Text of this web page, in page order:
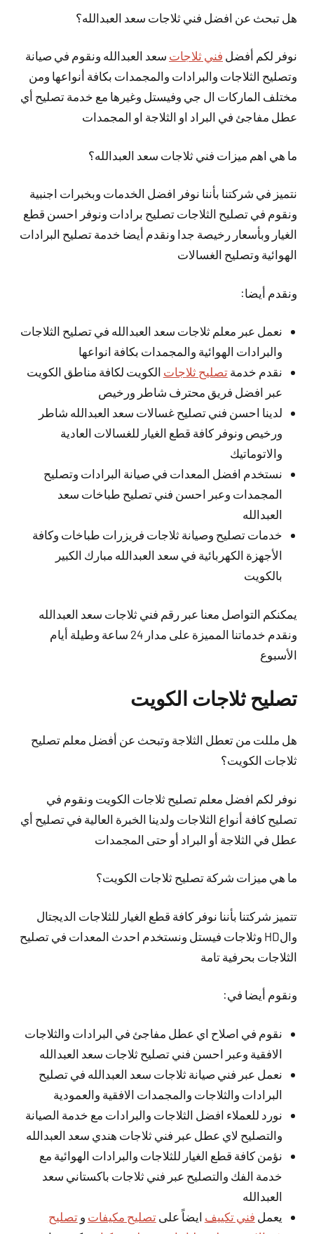
هل تبحث عن افضل فني ثلاجات سعد العبدالله؟
نوفر لكم أفضل فني ثلاجات سعد العبدالله ونقوم في صيانة
وتصليح الثلاجات والبرادات والمجمدات بكافة أنواعها ومن
مختلف الماركات ال جي وفيستل وغيرها مع خدمة تصليح أي
عطل مفاجئ في البراد او الثلاجة او المجمدات
ما هي اهم ميزات فني ثلاجات سعد العبدالله؟
نتميز في شركتنا بأننا نوفر افضل الخدمات وبخبرات اجنبية
ونقوم في تصليح الثلاجات تصليح برادات ونوفر احسن قطع
الغيار وبأسعار رخيصة جدا ونقدم أيضا خدمة تصليح البرادات
الهوائية وتصليح الغسالات
ونقدم أيضا:
نعمل عبر معلم ثلاجات سعد العبدالله في تصليح الثلاجات
والبرادات الهوائية والمجمدات بكافة انواعها
نقدم خدمةتصليح ثلاجات الكويت لكافة مناطق الكويت
عبر افضل فريق محترف شاطر ورخيص
لدينا احسن فني تصليح غسالات سعد العبدالله شاطر
ورخيص ونوفر كافة قطع الغيار للغسالات العادية
والاتوماتيك
نستخدم افضل المعدات في صيانة البرادات وتصليح
المجمدات وعبر احسن فني تصليح طباخات سعد
العبدالله
خدمات تصليح وصيانة ثلاجات فريزرات طباخات وكافة
الأجهزة الكهربائية في سعد العبدالله مبارك الكبير
بالكويت
يمكنكم التواصل معنا عبر رقم فني ثلاجات سعد العبدالله
ونقدم خدماتنا المميزة على مدار 24 ساعة وطيلة أيام
الأسبوع
تصليح ثلاجات الكويت
هل مللت من تعطل الثلاجة وتبحث عن أفضل معلم تصليح
ثلاجات الكويت؟
نوفر لكم افضل معلم تصليح ثلاجات الكويت ونقوم في
تصليح كافة أنواع الثلاجات ولدينا الخبرة العالية في تصليح أي
عطل في الثلاجة أو البراد أو حتى المجمدات
ما هي ميزات شركة تصليح ثلاجات الكويت؟
تتميز شركتنا بأننا نوفر كافة قطع الغيار للثلاجات الديجتال
والHD وثلاجات فيستل ونستخدم احدث المعدات في تصليح
الثلاجات بحرفية تامة
ونقوم أيضا في:
نقوم في اصلاح اي عطل مفاجئ في البرادات والثلاجات
الافقية وعبر احسن فني تصليح ثلاجات سعد العبدالله
نعمل عبر فني صيانة ثلاجات سعد العبدالله في تصليح
البرادات والثلاجات والمجمدات الافقية والعمودية
نورد للعملاء افضل الثلاجات والبرادات مع خدمة الصيانة
والتصليح لاي عطل عبر فني ثلاجات هندي سعد العبدالله
نؤمن كافة قطع الغيار للثلاجات والبرادات الهوائية مع
خدمة الفك والتصليح عبر فني ثلاجات باكستاني سعد
العبدالله
يعمل فني تكييف ايضاً علىتصليح مكيفات وتصليح